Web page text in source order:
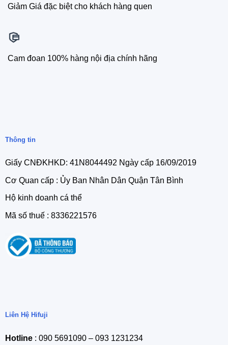
Giảm Giá đặc biệt cho khách hàng quen
Cam đoan 100% hàng nội địa chính hãng
Thông tin
Giấy CNĐKHKD: 41N8044492 Ngày cấp 16/09/2019
Cơ Quan cấp : Ủy Ban Nhân Dân Quận Tân Bình
Hộ kinh doanh cá thể
Mã số thuế : 8336221576
Liên Hệ Hifuji
Hotline: 090 5691090 – 093 1231234